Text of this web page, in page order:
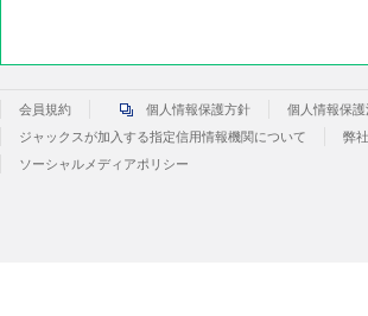
会員規約 個人情報保護方針 個人情報保
ジャックスが加入する指定信用情報機関について
弊
ソーシャルメディアポリシー